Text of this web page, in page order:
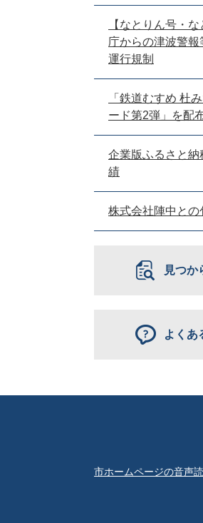
【なとりん号・
庁からの津波警
運行規制
「鉄道むすめ 杜
ード第2弾」を配
企業版ふるさと納
績
株式会社陣中との
見つか
よくあ
市ホームページの音声